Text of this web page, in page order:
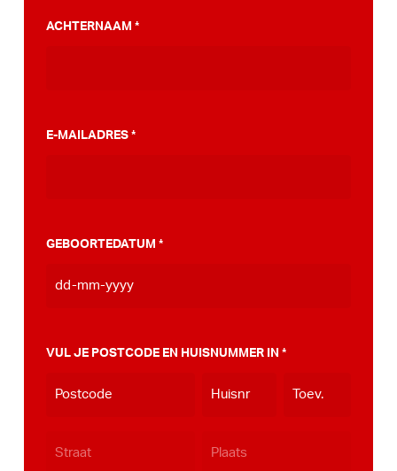
ACHTERNAAM *
E-MAILADRES *
GEBOORTEDATUM *
MM
JJJJ
VUL JE POSTCODE EN HUISNUMMER IN *